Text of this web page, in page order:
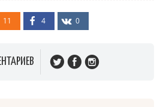
11 4 0